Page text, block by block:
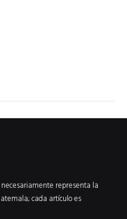
representa la
cada artículo es